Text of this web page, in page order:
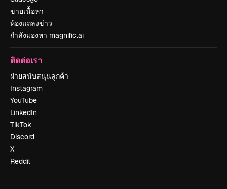
ขายเนื้อหา
ห้องแถลงข่าว
กำลังมองหา magnific.ai
ติดต่อเรา
ฝ่ายสนับสนุนลูกค้า
Instagram
YouTube
LinkedIn
TikTok
Discord
X
Reddit